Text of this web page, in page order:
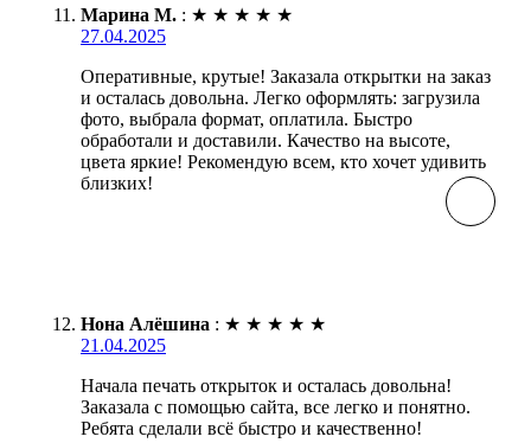
Марина М. : ★ ★ ★ ★ ★
27.04.2025
Оперативные, крутые! Заказала открытки на заказ
и осталась довольна. Легко оформлять: загрузила
фото, выбрала формат, оплатила. Быстро
обработали и доставили. Качество на высоте,
цвета яркие! Рекомендую всем, кто хочет удивить
близких!
Нона Алёшина : ★ ★ ★ ★ ★
21.04.2025
Начала печать открыток и осталась довольна!
Заказала с помощью сайта, все легко и понятно.
Ребята сделали всё быстро и качественно!